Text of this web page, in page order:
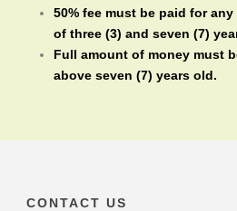
50% fee must be paid for
of three (3) and seven (7)
Full amount of money must
above seven (7) years old.
CONTACT US